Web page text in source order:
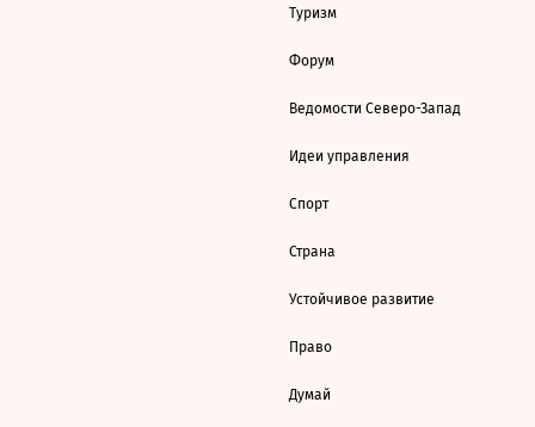
Туризм
Форум
Ведомости Северо-Запад
Идеи управления
Спорт
Страна
Устойчивое развитие
Право
Думай